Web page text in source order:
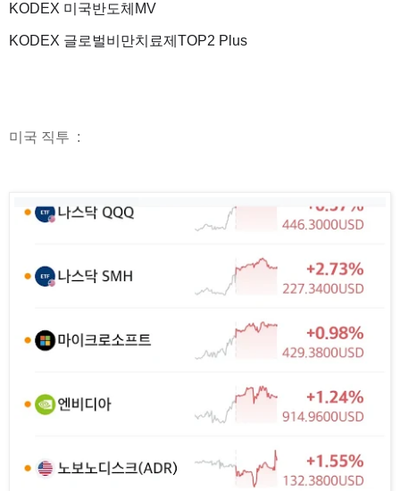
KODEX 미국반도체MV
KODEX 글로벌비만치료제TOP2 Plus
미국 직투 :